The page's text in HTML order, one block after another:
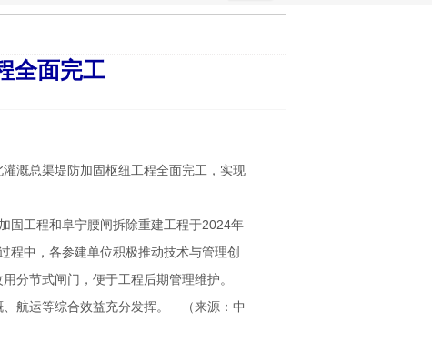
全面完工
溉总渠堤防加固枢纽工程全面完工，实现
固工程和阜宁腰闸拆除重建工程于2024年
程中，各参建单位积极推动技术与管理创
分节式闸门，便于工程后期管理维护。
、航运等综合效益充分发挥。 （来源：中